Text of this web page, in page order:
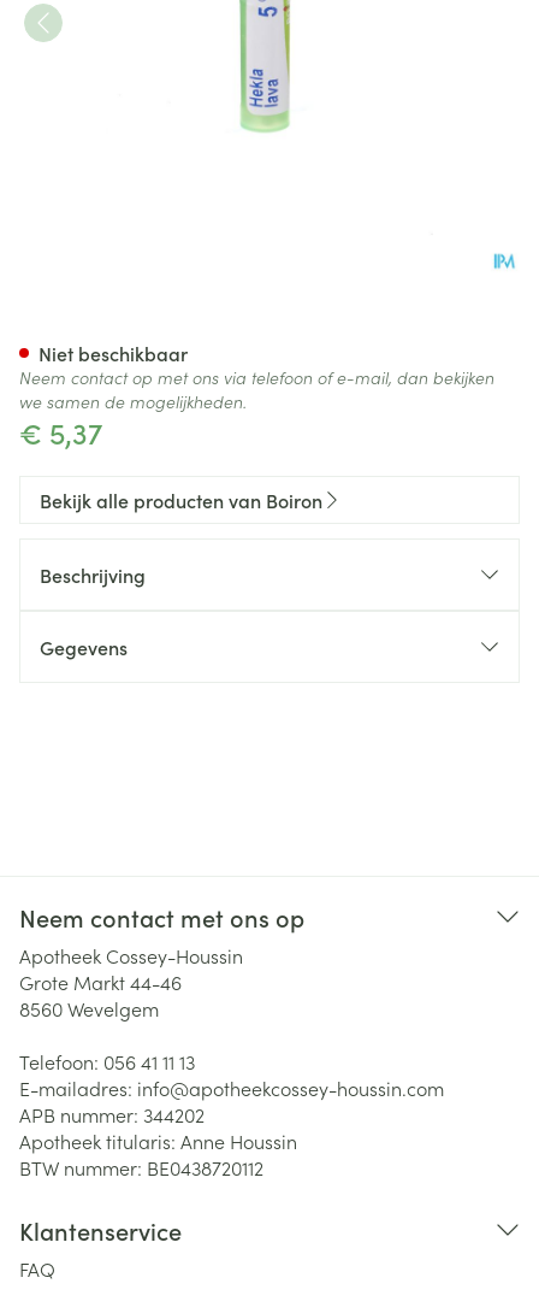
€ 5,37
Niet beschikbaar
Neem contact op met ons via telefoon of e-mail, dan bekijken
we samen de mogelijkheden.
Bekijk alle producten van Boiron
Beschrijving
Gegevens
Neem contact met ons op
Apotheek Cossey-Houssin
Grote Markt 44-46
8560Wevelgem
Telefoon: 056 41 11 13
E-mailadres: info@apotheekcossey-houssin.com
APB nummer: 344202
Apotheek titularis: Anne Houssin
BTW nummer: BE0438720112
Klantenservice
FAQ